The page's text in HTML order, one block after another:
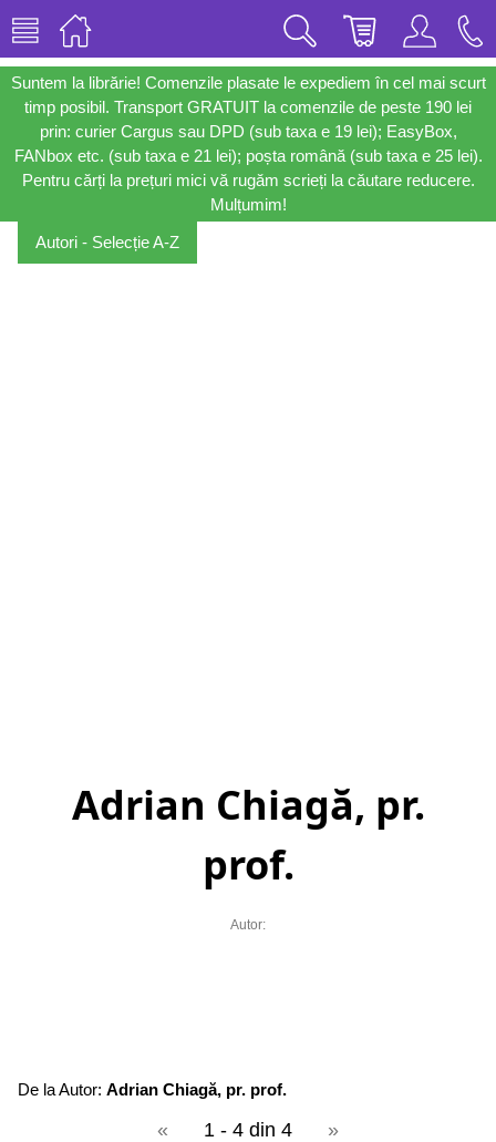
Suntem la librărie! Comenzile plasate le expediem în cel mai scurt
timp posibil. Transport GRATUIT la comenzile de peste 190 lei
prin: curier Cargus sau DPD (sub taxa e 19 lei); EasyBox,
FANbox etc. (sub taxa e 21 lei); poșta română (sub taxa e 25 lei).
Pentru cărți la prețuri mici vă rugăm scrieți la căutare reducere.
Mulțumim!
Autori - Selecție A-Z
Adrian Chiagă, pr.
prof.
Autor:
De la Autor: Adrian Chiagă, pr. prof.
« 1 - 4 din 4 »